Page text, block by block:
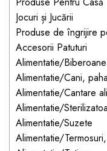
Produse de
mobilier industrial
Bandă avertizare
Cărucioare copii
Accesorii
Set protecții copii
Scaune auto copii
Siguranță auto
Tapet protector
camera copiilor
Jocuri de familie
Masinute, avioane,
motociclete
Jocuri de pictura
Jucarii muzicale
Jucării educative
Biciclete și
Jocuri și Jucării
Produse de îngrijire
Accesorii Patuturi
Alimentatie/
Alimentatie/Cani,
Alimentatie/Cantare
Alimentatie/
Alimentatie/Suzete
Alimentatie/